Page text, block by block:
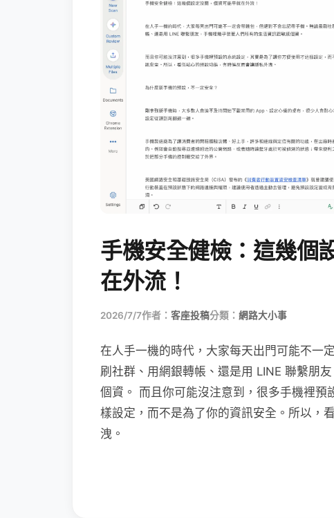
手機安全健檢：這幾個
在外流！
2026/7/7作者： 客座投稿分類： 網路大小事
在人手一機的時代，大家每天出門可能不一
刷社群、用網銀轉帳、還是用 LINE 聯繫朋
個資。 而且你可能沒注意到，很多手機裡
樣設定，而不是為了你的資訊安全。所以，
洩。